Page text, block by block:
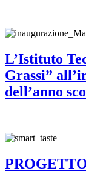
L’Istituto
Grassi”
dell’anno